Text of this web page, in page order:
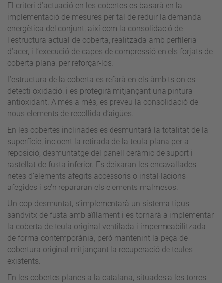
El criteri d’actuació en les cobertes es basarà en la
implementació de mesures per tal de reduir la demanda
energètica del conjunt, així com la consolidació de
l’estructura actual de coberta, realitzada amb perfileria
d’acer, i l’execució de capes de compressió en els forjats de
coberta plana, per reforçar-los.
L’estructura de la coberta es refarà en els àmbits on es
detecti oxidació, i es protegirà mitjançant una pintura
antioxidant. A més a més, es preveu la consolidació de
nous elements de recollida d’aigües.
En les cobertes inclinades es desmuntarà la totalitat de la
superfície, incloent la retirada de la teula plana per a
reposició, desmuntatge del panell ceràmic de suport i
rastellat de fusta inferior. Es deixaran les encavallades
netes d’elements afegits accessoris o instal·lacions
afegides i se’n repararan els elements malmesos.
Un cop desmuntat, s’implementarà un sistema tipus
sandvitx de fusta amb aïllament i es tornarà a implementar
la coberta de teula original ventilada i impermeabilitzada
de forma contemporània, però mantenint la peça de
cobertura original mitjançant la recuperació de teules
existents.
En les cobertes planes a la catalana, situades a les torres